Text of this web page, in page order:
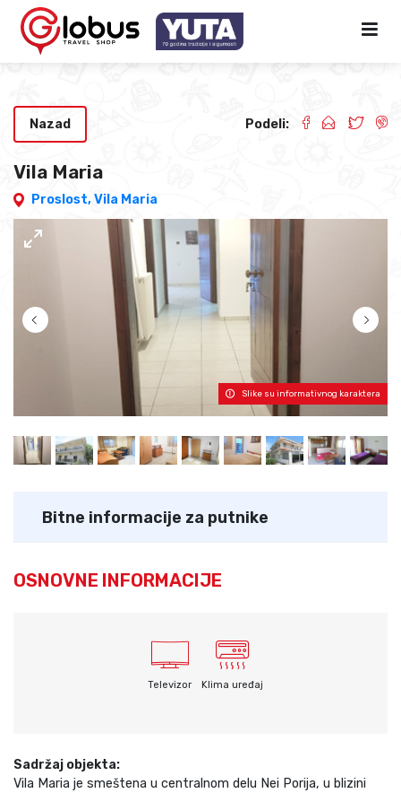
Vila Maria
Proslost,Vila Maria
Nazad Podeli:
Slike su informativnog karaktera
Bitne informacije za putnike
OSNOVNE INFORMACIJE
Televizor Klima uređaj
Sadržaj objekta:
Vila Maria je smeštena u centralnom delu Nei Porija, u blizini